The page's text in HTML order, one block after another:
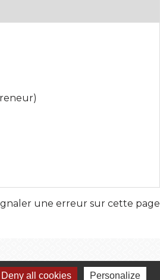
une erreur sur cette page
all cookies Personalize